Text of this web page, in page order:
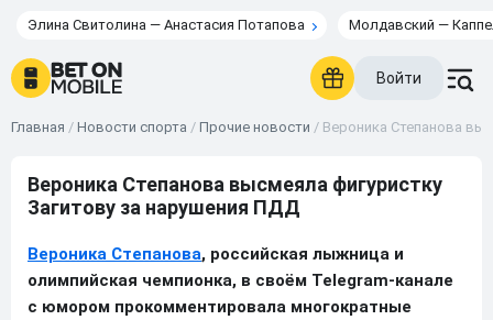
Элина Свитолина — Анастасия Потапова Молдавский —
Войти
Главная / Новости спорта / Прочие новости / Вероника Степанова
Вероника Степанова высмеяла фигуристку
Загитову за нарушения ПДД
Вероника Степанова, российская лыжница и
олимпийская чемпионка, в своём Telegram-канале
с юмором прокомментировала многократные